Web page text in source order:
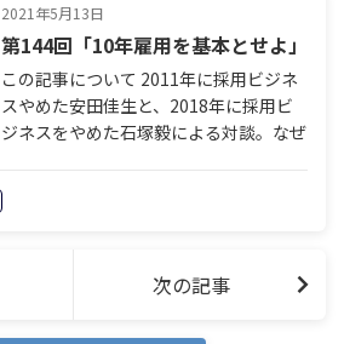
2021年5月13日
第144回「10年雇用を基本とせよ」
この記事について 2011年に採用ビジネ
スやめた安田佳生と、2018年に採用ビ
ジネスをやめた石塚毅による対談。なぜ
か。今後、採用ビジネスはどのように変
化していくのか。採用を離れた人間だ
次の記事